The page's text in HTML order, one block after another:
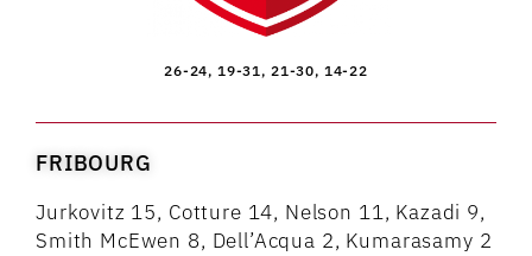
26-24, 19-31, 21-30, 14-22
FRIBOURG
Jurkovitz 15, Cotture 14, Nelson 11, Kazadi 9,
Smith McEwen 8, Dell’Acqua 2, Kumarasamy 2